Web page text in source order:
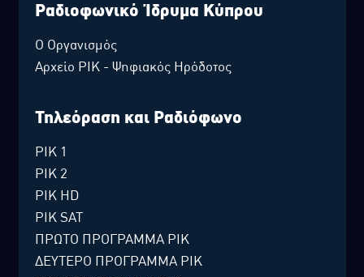
Ραδιοφωνικό Ίδρυμα Κύπρου
Ο Οργανισμός
Αρχείο ΡΙΚ - Ψηφιακός Ηρόδοτος
Τηλεόραση και Ραδιόφωνο
ΡΙΚ 1
ΡΙΚ 2
ΡΙΚ HD
ΡΙΚ SAT
ΠΡΩΤΟ ΠΡΟΓΡΑΜΜΑ ΡΙΚ
ΔΕΥΤΕΡΟ ΠΡΟΓΡΑΜΜΑ ΡΙΚ